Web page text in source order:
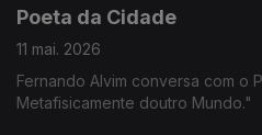
Poeta da Cidade
11 mai. 2026
Fernando Alvim conversa com o
Metafisicamente doutro Mundo."